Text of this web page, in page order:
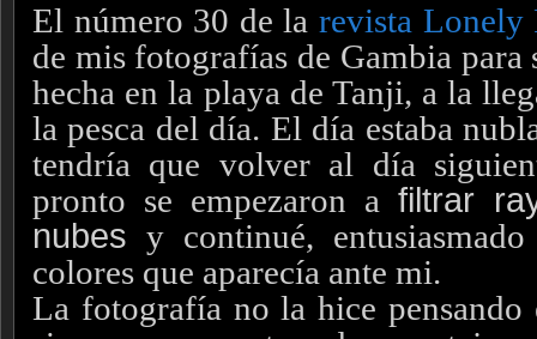
El número 30 de la revista Lonely
de mis fotografías de Gambia para
hecha en la playa de Tanji, a la
la pesca del día. El día estaba
tendría que volver al día
pronto se empezaron a filtrar
nubes y continué,
colores que aparecía ante mi.
La fotografía no la hice pensando